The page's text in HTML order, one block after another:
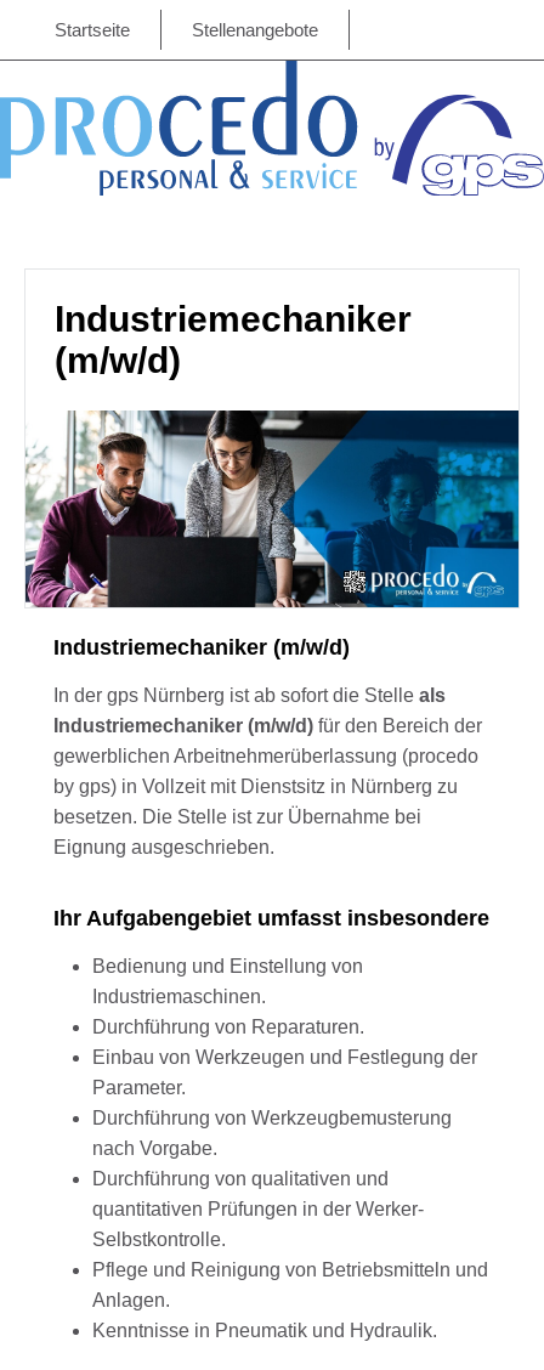
Startseite Stellenangebote
Industriemechaniker
(m/w/d)
Industriemechaniker (m/w/d)
In der gps Nürnberg ist ab sofort die Stelle als
Industriemechaniker (m/w/d) für den Bereich der
gewerblichen Arbeitnehmerüberlassung (procedo
by gps) in Vollzeit mit Dienstsitz in Nürnberg zu
besetzen. Die Stelle ist zur Übernahme bei
Eignung ausgeschrieben.
Ihr Aufgabengebiet umfasst insbesondere
Bedienung und Einstellung von
Industriemaschinen.
Durchführung von Reparaturen.
Einbau von Werkzeugen und Festlegung der
Parameter.
Durchführung von Werkzeugbemusterung
nach Vorgabe.
Durchführung von qualitativen und
quantitativen Prüfungen in der Werker-
Selbstkontrolle.
Pflege und Reinigung von Betriebsmitteln und
Anlagen.
Kenntnisse in Pneumatik und Hydraulik.